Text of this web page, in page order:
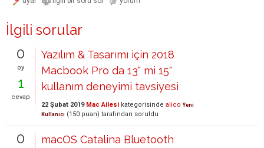
İlgili sorular
0
oy
1
cevap
Yazılım & Tasarımı için 2018
Macbook Pro da 13" mi 15"
kullanım deneyimi tavsiyesi
22 Şubat 2019 Mac Ailesi kategorisinde alico Yeni
Kullanıcı (150 puan) tarafından soruldu
0
macOS Catalina Bluetooth